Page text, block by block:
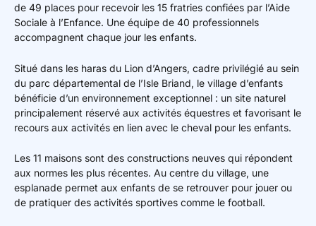
de 49 places pour recevoir les 15 fratries confiées par l’Aide
Sociale à l’Enfance. Une équipe de 40 professionnels
accompagnent chaque jour les enfants.
Situé dans les haras du Lion d’Angers, cadre privilégié au sein
du parc départemental de l’Isle Briand, le village d’enfants
bénéficie d’un environnement exceptionnel : un site naturel
principalement réservé aux activités équestres et favorisant le
recours aux activités en lien avec le cheval pour les enfants.
Les 11 maisons sont des constructions neuves qui répondent
aux normes les plus récentes. Au centre du village, une
esplanade permet aux enfants de se retrouver pour jouer ou
de pratiquer des activités sportives comme le football.